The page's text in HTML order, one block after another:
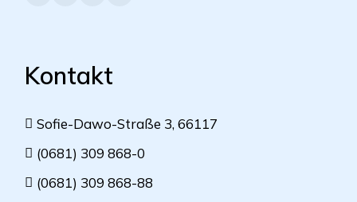
Kontakt
Sofie-Dawo-Straße 3, 66117
(0681) 309 868-0
(0681) 309 868-88